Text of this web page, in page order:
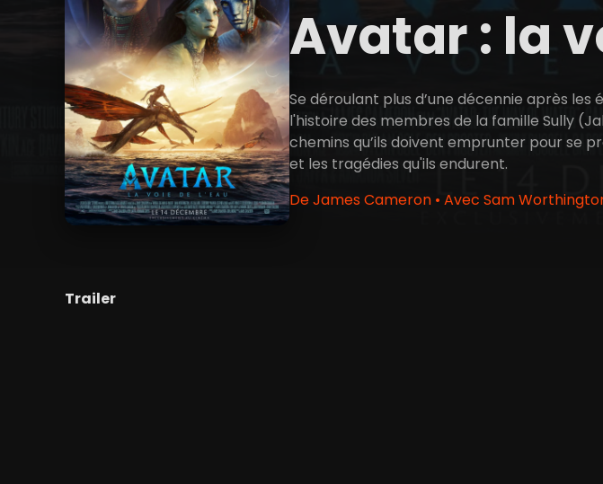
Avatar : la
Se déroulant plus d’une décennie après les
l'histoire des membres de la famille Sully
chemins qu’ils doivent emprunter pour se
et les tragédies qu'ils endurent.
De James Cameron • Avec Sam
Trailer